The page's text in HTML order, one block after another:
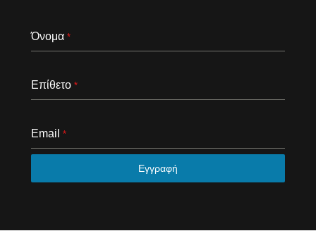
Όνομα *
Επίθετο *
Email *
Εγγραφή